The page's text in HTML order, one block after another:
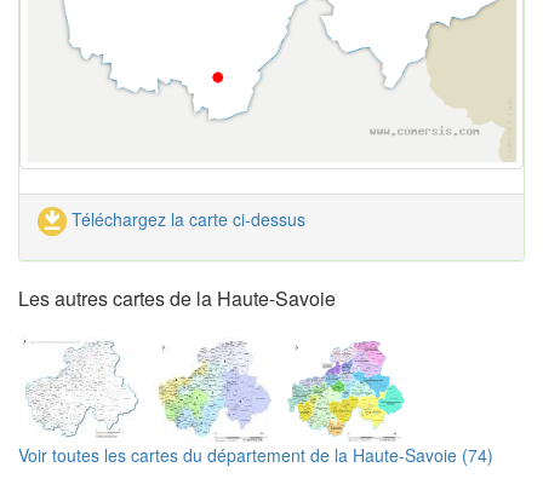
Téléchargez la carte ci-dessus
Les autres cartes de la Haute-Savoie
Voir toutes les cartes du département de la Haute-Savoie (74)